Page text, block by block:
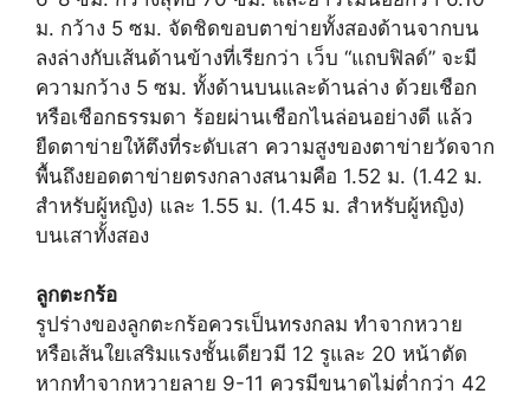
ม. กว้าง 5 ซม. จัดชิดขอบตาข่ายทั้งสองด้านจากบน
ลงล่างกับเส้นด้านข้างที่เรียกว่า เว็บ “แถบฟิลด์” จะมี
ความกว้าง 5 ซม. ทั้งด้านบนและด้านล่าง ด้วยเชือก
หรือเชือกธรรมดา ร้อยผ่านเชือกไนล่อนอย่างดี แล้ว
ยืดตาข่ายให้ตึงที่ระดับเสา ความสูงของตาข่ายวัดจาก
พื้นถึงยอดตาข่ายตรงกลางสนามคือ 1.52 ม. (1.42 ม.
สำหรับผู้หญิง) และ 1.55 ม. (1.45 ม. สำหรับผู้หญิง)
บนเสาทั้งสอง
ลูกตะกร้อ
รูปร่างของลูกตะกร้อควรเป็นทรงกลม ทำจากหวาย
หรือเส้นใยเสริมแรงชั้นเดียวมี 12 รูและ 20 หน้าตัด
หากทำจากหวายลาย 9-11 ควรมีขนาดไม่ต่ำกว่า 42